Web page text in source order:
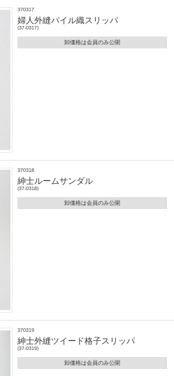
370317
婦人外縫パイル織スリッパ
(37-0317)
卸価格は会員のみ公開
370318
紳士ルームサンダル
(37-0318)
卸価格は会員のみ公開
370319
紳士外縫ツイード格子スリッパ
(37-0319)
卸価格は会員のみ公開